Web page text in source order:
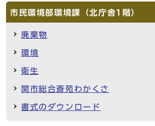
市民環境部環境課（北庁舎1階）
廃棄物
環境
衛生
関市総合斎苑わかくさ
書式のダウンロード